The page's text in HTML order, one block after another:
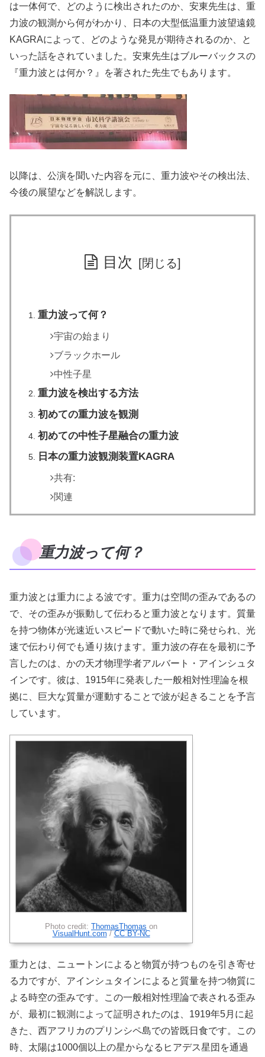
は一体何で、どのように検出されたのか、安東先生は、重
力波の観測から何がわかり、日本の大型低温重力波望遠鏡
KAGRAによって、どのような発見が期待されるのか、と
いった話をされていました。安東先生はブルーバックスの
『重力波とは何か？』を著された先生でもあります。
以降は、公演を聞いた内容を元に、重力波やその検出法、
今後の展望などを解説します。
目次
重力波って何？
宇宙の始まり
ブラックホール
中性子星
重力波を検出する方法
初めての重力波を観測
初めての中性子星融合の重力波
日本の重力波観測装置KAGRA
共有:
関連
重力波って何？
重力波とは重力による波です。重力は空間の歪みであるの
で、その歪みが振動して伝わると重力波となります。質量
を持つ物体が光速近いスピードで動いた時に発せられ、光
速で伝わり何でも通り抜けます。重力波の存在を最初に予
言したのは、かの天才物理学者アルバート・アインシュタ
インです。彼は、1915年に発表した一般相対性理論を根
拠に、巨大な質量が運動することで波が起きることを予言
しています。
Photo credit: ThomasThomas on
VisualHunt.com / CC BY-NC
重力とは、ニュートンによると物質が持つものを引き寄せ
る力ですが、アインシュタインによると質量を持つ物質に
よる時空の歪みです。この一般相対性理論で表される歪み
が、最初に観測によって証明されたのは、1919年5月に起
きた、西アフリカのプリンシペ島での皆既日食です。この
時、太陽は1000個以上の星からなるヒアデス星団を通過